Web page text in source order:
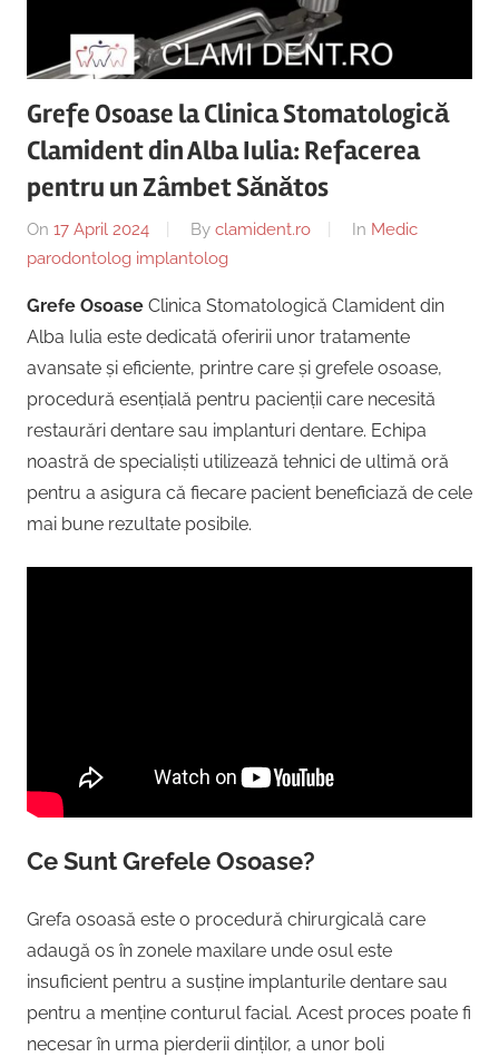
Centru
Implantologie
Dentist,
Strada
Lăncrănjan
19,
Alba
510218,
România
+40754463365
Grefe Osoase la Clinica Stomatologică
Clamident din Alba Iulia: Refacerea
pentru un Zâmbet Sănătos
On 17 April 2024 By clamident.ro In Medic
parodontolog implantolog
Grefe Osoase Clinica Stomatologică Clamident din
Alba Iulia este dedicată oferirii unor tratamente
avansate și eficiente, printre care și grefele osoase,
procedură esențială pentru pacienții care necesită
restaurări dentare sau implanturi dentare. Echipa
noastră de specialiști utilizează tehnici de ultimă oră
pentru a asigura că fiecare pacient beneficiază de cele
mai bune rezultate posibile.
Ce Sunt Grefele Osoase?
Grefa osoasă este o procedură chirurgicală care
adaugă os în zonele maxilare unde osul este
insuficient pentru a susține implanturile dentare sau
pentru a menține conturul facial. Acest proces poate fi
necesar în urma pierderii dinților, a unor boli